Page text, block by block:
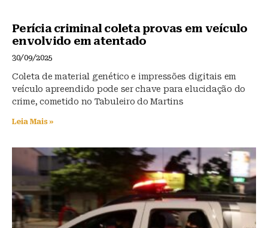
Perícia criminal coleta provas em veículo
envolvido em atentado
30/09/2025
Coleta de material genético e impressões digitais em
veículo apreendido pode ser chave para elucidação do
crime, cometido no Tabuleiro do Martins
Leia Mais »